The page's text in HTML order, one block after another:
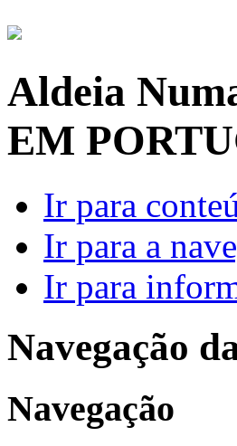
Aldeia
EM
Ir para
Ir para a
Ir para
Navegação
Navegação